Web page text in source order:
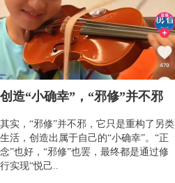
创造“小确幸”，“邪修”并不邪
其实，“邪修”并不邪，它只是重构了另类
生活，创造出属于自己的“小确幸”。“正
念”也好，“邪修”也罢，最终都是通过修
行实现“悦己..